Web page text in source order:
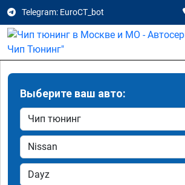
Telegram: EuroCT_bot
Выберите ваш авто: